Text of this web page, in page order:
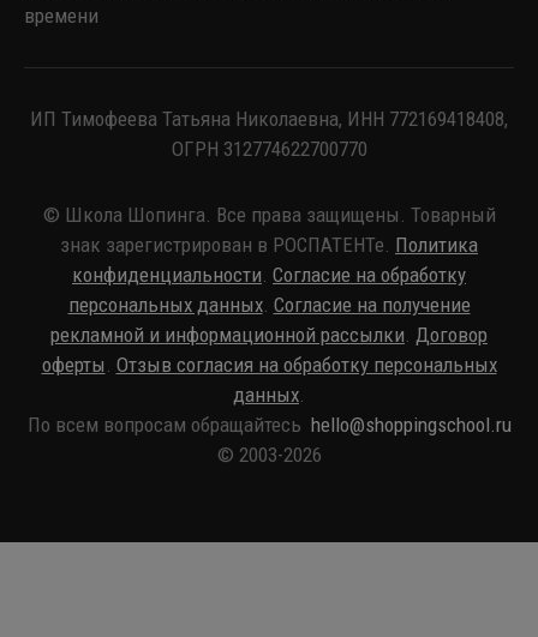
времени
ИП Тимофеева Татьяна Николаевна, ИНН 772169418408,
ОГРН 312774622700770
© Школа Шопинга. Все права защищены. Товарный
знак зарегистрирован в РОСПАТЕНТе. Политика
конфиденциальности. Согласие на обработку
персональных данных. Согласие на получение
рекламной и информационной рассылки. Договор
оферты . Отзыв согласия на обработку персональных
данных.
По всем вопросам обращайтесь hello@shoppingschool.ru
© 2003-2026